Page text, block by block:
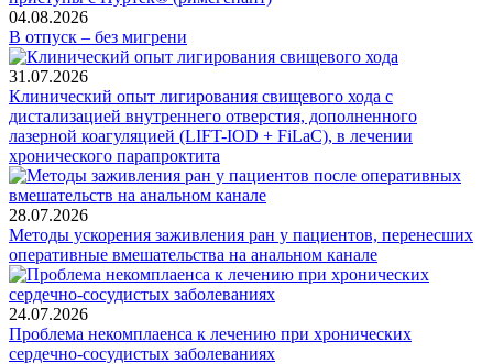
04.08.2026
В отпуск – без мигрени
31.07.2026
Клинический опыт лигирования свищевого хода с
дистализацией внутреннего отверстия, дополненного
лазерной коагуляцией (LIFT-IOD + FiLaC), в лечении
хронического парапроктита
28.07.2026
Методы ускорения заживления ран у пациентов, перенесших
оперативные вмешательства на анальном канале
24.07.2026
Проблема некомплаенса к лечению при хронических
сердечно-сосудистых заболеваниях